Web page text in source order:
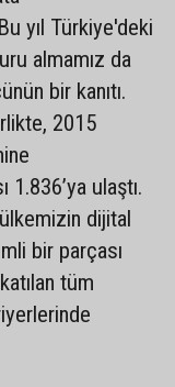
yıl Türkiye'deki
almamız da
bir kanıtı.
2015
1.836’ya ulaştı.
dijital
bir parçası
tüm